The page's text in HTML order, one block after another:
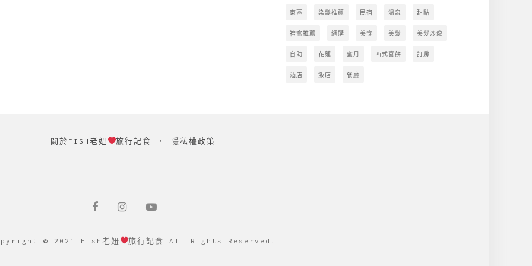
東區 染髮推薦 民宿 溫泉 甜點
禮盒推薦 網購 美食 美髮 美髮沙龍
自助 花蓮 蜜月 西式喜餅 訂房
酒店 飯店 餐廳
關於FISH老妞 旅行記食 ‧ 隱私權政策
© 2021 Fish老妞 旅行記食 All Rights Reserved.